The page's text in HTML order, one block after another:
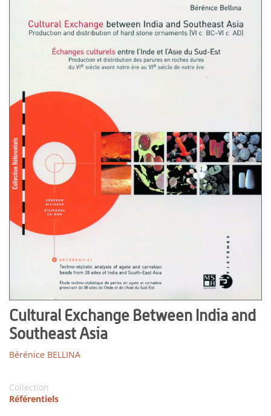
Cultural Exchange Between India and
Southeast Asia
Bérénice BELLINA
Collection
Référentiels